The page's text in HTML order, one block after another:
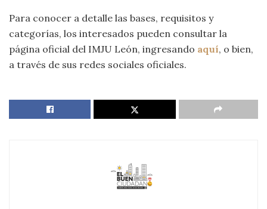
Para conocer a detalle las bases, requisitos y
categorías, los interesados pueden consultar la
página oficial del IMJU León, ingresando aquí, o bien,
a través de sus redes sociales oficiales.